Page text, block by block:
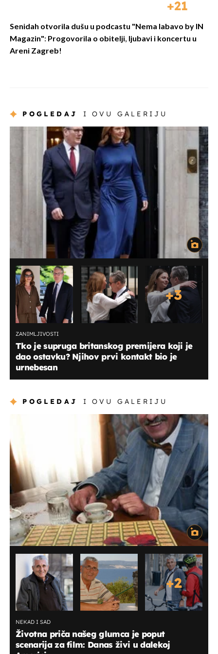
21
Senidah otvorila dušu u podcastu "Nema labavo by IN
Magazin": Progovorila o obitelji, ljubavi i koncertu u
Areni Zagreb!
POGLEDAJ I OVU GALERIJU
+3
ZANIMLJIVOSTI
Tko je supruga britanskog premijera koji je
dao ostavku? Njihov prvi kontakt bio je
urnebesan
POGLEDAJ I OVU GALERIJU
+2
NEKAD I SAD
Životna priča našeg glumca je poput
scenarija za film: Danas živi u dalekoj